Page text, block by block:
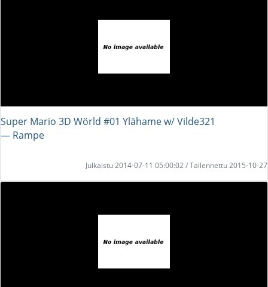
Super Mario 3D Wörld #01 Ylähame w/ Vilde321
― Rampe
Julkaistu 2014-07-11 05:00:02 / Tallennettu 2015-10-27